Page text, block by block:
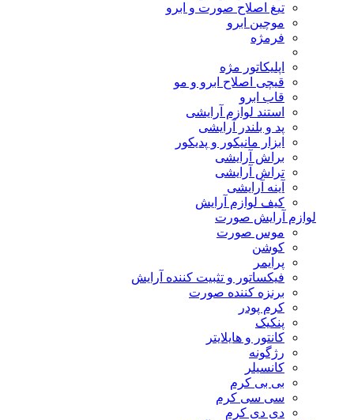
تیغ اصلاح صورت و ابرو
موچین ابرو
فرمژه
اپلیکاتور مژه
قیچی اصلاح ابرو و مو
قاب ابرو
استند لوازم آرایشی
پد و بلندر آرایشی
ابزار مانیکور و پدیکور
براش آرایشی
تراش آرایشی
آینه آرایشی
کیف لوازم آرایش
لوازم آرایش صورت
موس صورت
کوشن
پرایمر
فیکساتور و تثبیت کننده آرایش
برنزه کننده صورت
کرم پودر
پنکیک
کانتور و هایلایتر
رژگونه
کانسیلر
بی بی کرم
سی سی کرم
دی دی کرم